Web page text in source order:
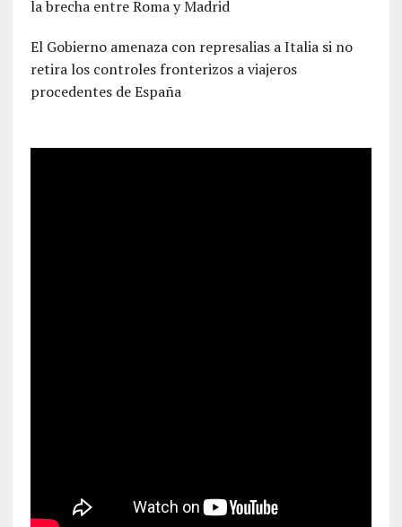
la brecha entre Roma y Madrid
El Gobierno amenaza con represalias a Italia si no
retira los controles fronterizos a viajeros
procedentes de España